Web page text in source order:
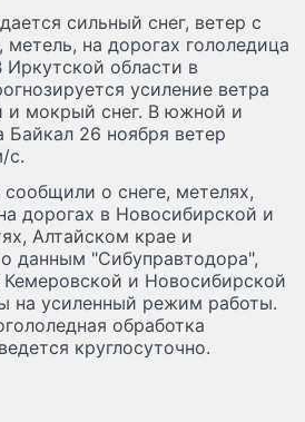
сильный снег, ветер с
на дорогах гололедица
области в
усиление ветра
и мокрый снег. В южной и
Байкал 26 ноября ветер
с.
о снеге, метелях,
дорогах в Новосибирской и
Алтайском крае и
данным "Сибуправтодора",
и Новосибирской
на усиленный режим работы.
обработка
круглосуточно.